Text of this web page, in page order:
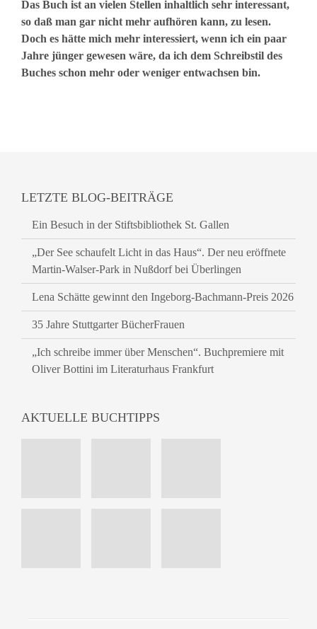
Das Buch ist an vielen Stellen inhaltlich sehr interessant,
so daß man gar nicht mehr aufhören kann, zu lesen.
Doch es hätte mich mehr interessiert, wenn ich ein paar
Jahre jünger gewesen wäre, da ich dem Schreibstil des
Buches schon mehr oder weniger entwachsen bin.
LETZTE BLOG-BEITRÄGE
Ein Besuch in der Stiftsbibliothek St. Gallen
„Der See schaufelt Licht in das Haus“. Der neu eröffnete
Martin-Walser-Park in Nußdorf bei Überlingen
Lena Schätte gewinnt den Ingeborg-Bachmann-Preis 2026
35 Jahre Stuttgarter BücherFrauen
„Ich schreibe immer über Menschen“. Buchpremiere mit
Oliver Bottini im Literaturhaus Frankfurt
AKTUELLE BUCHTIPPS